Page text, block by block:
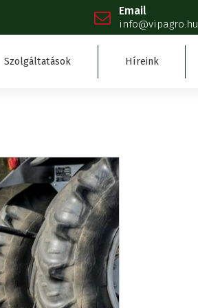
Email
info@vipagro.hu
Szolgáltatások Híreink